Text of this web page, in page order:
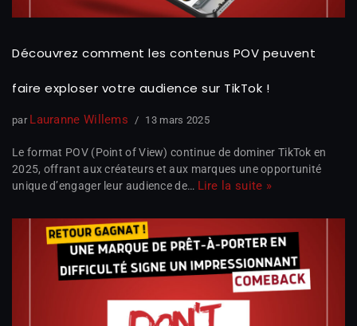
Découvrez comment les contenus POV peuvent
faire exploser votre audience sur TikTok !
par Lauranne Willems 13 mars 2025
Le format POV (Point of View) continue de dominer TikTok en
2025, offrant aux créateurs et aux marques une opportunité
unique d’engager leur audience de… Lire la suite »